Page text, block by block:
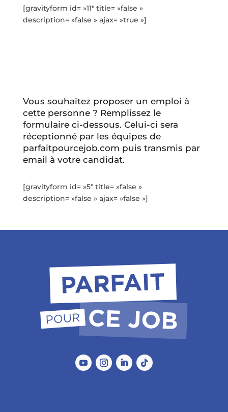
[gravityform id= »11″ title= »false »
description= »false » ajax= »true »]
Vous souhaitez proposer un emploi à
cette personne ? Remplissez le
formulaire ci-dessous. Celui-ci sera
réceptionné par les équipes de
parfaitpourcejob.com puis transmis par
email à votre candidat.
[gravityform id= »5″ title= »false »
description= »false » ajax= »false »]